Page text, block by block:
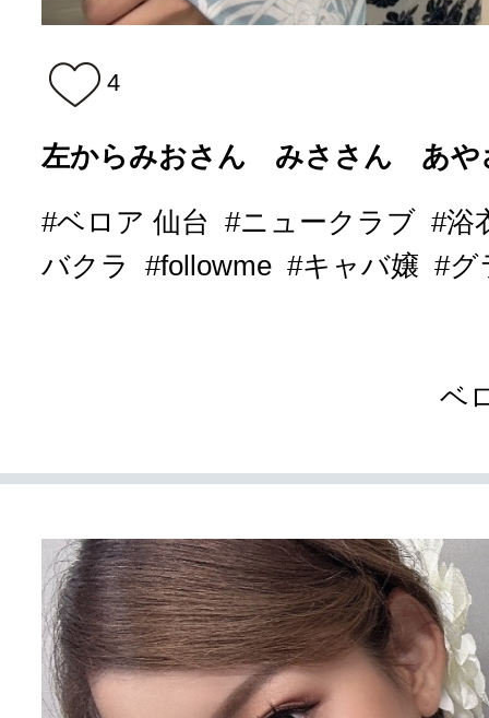
4
左からみおさん みささん あや
#ベロア 仙台 #ニュークラブ #浴
バクラ
#followme #キャバ嬢 #グ
ベ